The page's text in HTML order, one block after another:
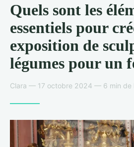
Quels sont les
essentiels pour
exposition de
légumes pour un
Clara — 17 octobre 2024 — 6 min de